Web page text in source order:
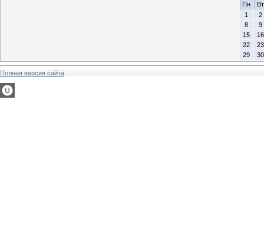
Пн
Вт
1
2
8
9
15
16
22
23
29
30
Полная версия сайта